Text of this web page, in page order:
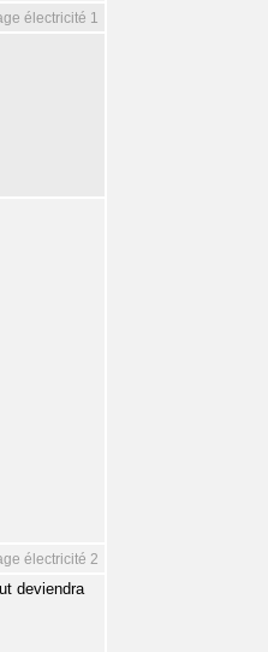
électricité 1
électricité 2
deviendra